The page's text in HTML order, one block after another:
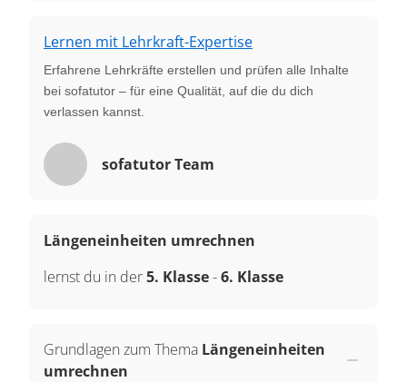
Lernen mit Lehrkraft-Expertise
Erfahrene Lehrkräfte erstellen und prüfen alle Inhalte
bei sofatutor – für eine Qualität, auf die du dich
verlassen kannst.
sofatutor Team
Längeneinheiten umrechnen
lernst du in der5. Klasse-6. Klasse
Grundlagen zum Thema Längeneinheiten
umrechnen